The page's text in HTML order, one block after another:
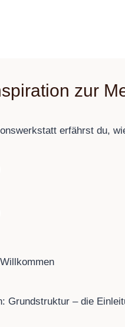
zur
erfährst du,
Grundstruktur – die